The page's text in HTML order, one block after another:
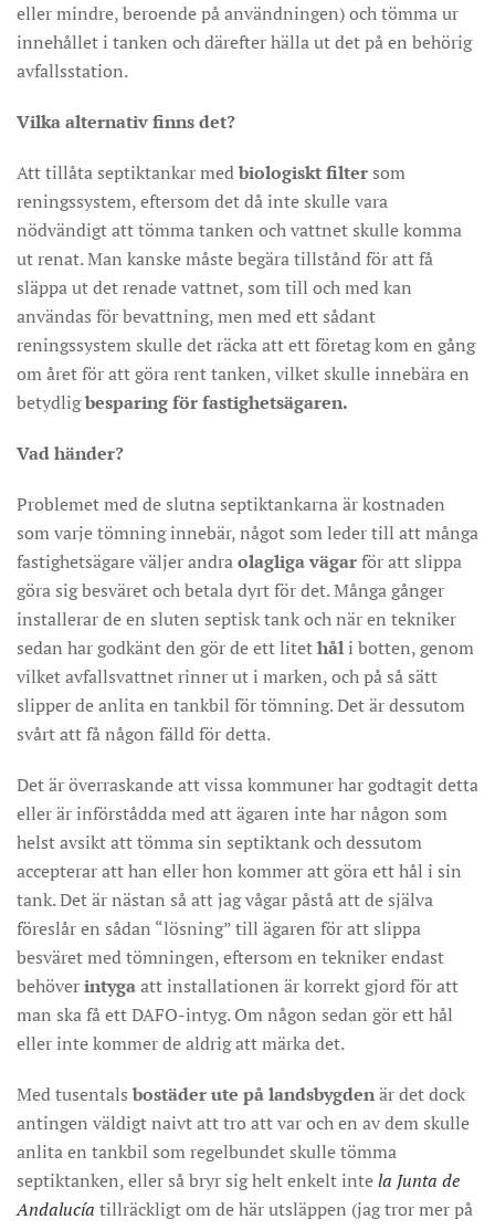
eller mindre, beroende på användningen) och tömma ur
innehållet i tanken och därefter hälla ut det på en behörig
avfallsstation.
Vilka alternativ finns det?
Att tillåta septiktankar medbiologiskt filter som
reningssystem, eftersom det då inte skulle vara
nödvändigt att tömma tanken och vattnet skulle komma
ut renat. Man kanske måste begära tillstånd för att få
släppa ut det renade vattnet, som till och med kan
användas för bevattning, men med ett sådant
reningssystem skulle det räcka att ett företag kom en gång
om året för att göra rent tanken, vilket skulle innebära en
betydligbesparing för fastighetsägaren.
Vad händer?
Problemet med de slutna septiktankarna är kostnaden
som varje tömning innebär, något som leder till att många
fastighetsägare väljer andraolagliga vägarför att slippa
göra sig besväret och betala dyrt för det. Många gånger
installerar de en sluten septisk tank och när en tekniker
sedan har godkänt den gör de ett litethåli botten, genom
vilket avfallsvattnet rinner ut i marken, och på så sätt
slipper de anlita en tankbil för tömning. Det är dessutom
svårt att få någon fälld för detta.
Det är överraskande att vissa kommuner har godtagit detta
eller är införstådda med att ägaren inte har någon som
helst avsikt att tömma sin septiktank och dessutom
accepterar att han eller hon kommer att göra ett hål i sin
tank. Det är nästan så att jag vågar påstå att de själva
föreslår en sådan “lösning” till ägaren för att slippa
besväret med tömningen, eftersom en tekniker endast
behöverintygaatt installationen är korrekt gjord för att
man ska få ett DAFO-intyg. Om någon sedan gör ett hål
eller inte kommer de aldrig att märka det.
Med tusentals bostäder ute på landsbygdenär det dock
antingen väldigt naivt att tro att var och en av dem skulle
anlita en tankbil som regelbundet skulle tömma
septiktanken, eller så bryr sig helt enkelt intela Junta de
Andalucía tillräckligt om de här utsläppen (jag tror mer på